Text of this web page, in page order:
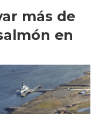
más de
en